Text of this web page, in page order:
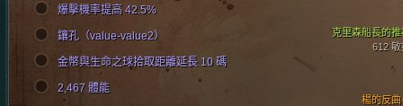
克里森船長的推
612 敏
楊的反曲
爆擊機率提高 42.5%
鑲孔（value-value2）
金幣與生命之球拾取距離延長 10 碼
2,467 體能